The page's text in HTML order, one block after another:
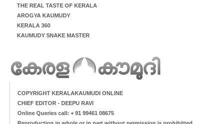
THE REAL TASTE OF KERALA
AROGYA KAUMUDY
KERALA 360
KAUMUDY SNAKE MASTER
COPYRIGHT KERALAKAUMUDI ONLINE
CHIEF EDITOR - DEEPU RAVI
Online Queries call: + 91 99461 08675